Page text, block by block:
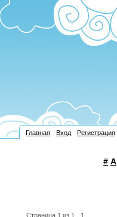
Главная Вход Регистрация
# А
Страница 1 из 1
1